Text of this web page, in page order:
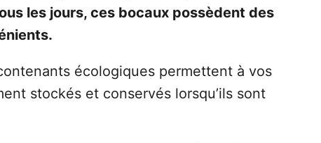
les jours, ces bocaux possèdent des
écologiques permettent à vos
stockés et conservés lorsqu’ils sont